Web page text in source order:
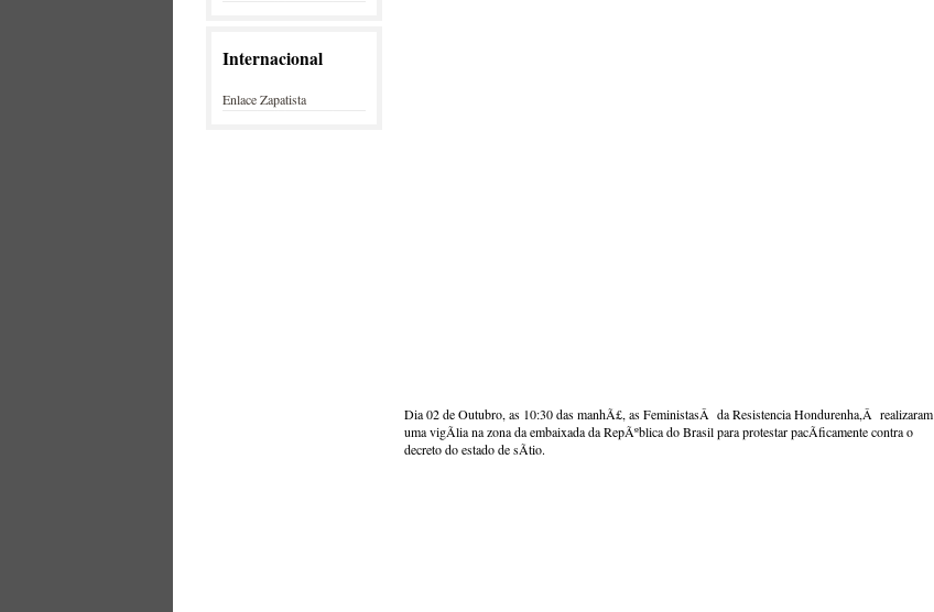
Internacional
Enlace Zapatista
Dia 02 de Outubro, as 10:30 das manhÃ£, as FeministasÂ da Resistencia Hondurenha,Â realizaram
uma vigÃ­lia na zona da embaixada da RepÃºblica do Brasil para protestar pacÃ­ficamente contra o
decreto do estado de sÃ­tio.